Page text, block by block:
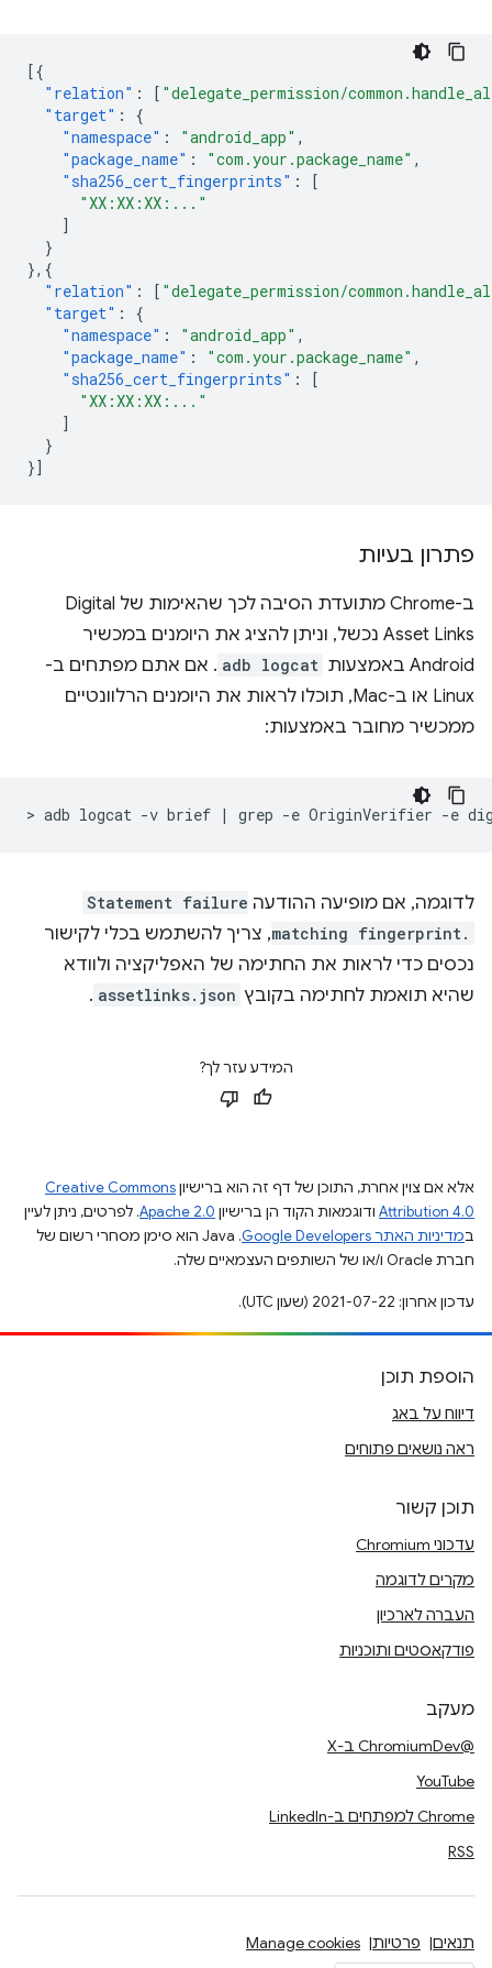
[{
"relation" : [ "delegate_permission/
"target" :
{
"namespace" : "android_app" ,
"package_name" : "com.your.package_name" ,
"sha256_cert_fingerprints" :
[
"XX:XX:XX:..."
]
}
},{
"relation" : [ "delegate_permission/
"target" :
{
"namespace" : "android_app" ,
"package_name" : "com.your.package_name" ,
"sha256_cert_fingerprints" :
[
"XX:XX:XX:..."
]
}
}]
פתרון בעיות
ב-Chrome מתועדת הסיבה לכך שהאימות של Digital
Asset Links נכשל, וניתן להציג את היומנים במכשיר
Android באמצעות
adb logcat . אם אתם מפתחים ב-
Linux או ב-Mac, תוכלו לראות את היומנים הרלוונטיים
ממכשיר מחובר באמצעות:
> adb logcat -v brief | grep -e OriginVerifier -e
לדוגמה, אם מופיעה ההודעה Statement failure
matching fingerprint., צריך להשתמש בכלי לקישור
נכסים כדי לראות את החתימה של האפליקציה ולוודא
שהיא תואמת לחתימה בקובץ assetlinks.json
.
המידע עזר לך?
אלא אם צוין אחרת, התוכן של דף זה הוא ברישיוןCreative Commons
Attribution 4.0 ודוגמאות הקוד הן ברישיון Apache 2.0. לפרטים, ניתן לעיין
במדיניות האתר Google Developers‏
.‏ Java הוא סימן מסחרי רשום של
חברת Oracle ו/או של השותפים העצמאיים שלה.
עדכון אחרון: 2021-07-22 (שעון UTC).
הוספת תוכן
דיווח על באג
ראה נושאים פתוחים
תוכן קשור
עדכוני Chromium
מקרים לדוגמה
העברה לארכיון
פודקאסטים ותוכניות
מעקב
@ChromiumDev ב-X
YouTube
Chrome למפתחים ב-LinkedIn
RSS
תנאים פרטיות Manage cookies